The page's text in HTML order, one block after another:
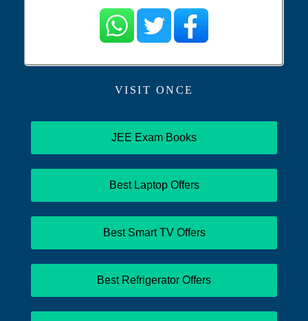
VISIT ONCE
JEE Exam Books
Best Laptop Offers
Best Smart TV Offers
Best Refrigerator Offers